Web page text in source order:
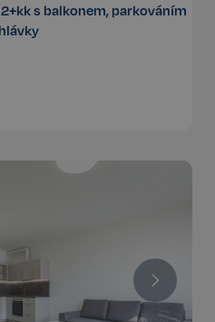
s balkonem, parkováním